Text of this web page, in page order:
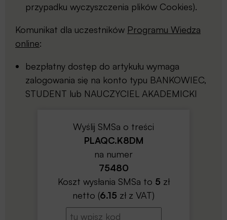
przypadku wyczyszczenia plików Cookies).
Komunikat dla uczestników Programu Wiedza
online:
bezpłatny dostęp do artykułu wymaga
zalogowania się na konto typu BANKOWIEC,
STUDENT lub NAUCZYCIEL AKADEMICKI
Wyślij SMSa o treści
PLAQC.K8DM
na numer
75480
Koszt wysłania SMSa to 5 zł
netto (6.15 zł z VAT)